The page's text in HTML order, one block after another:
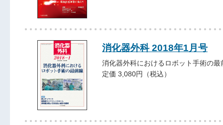
消化器外科 2018年1月号
消化器外科におけるロボット手術の最
定価 3,080円（税込）